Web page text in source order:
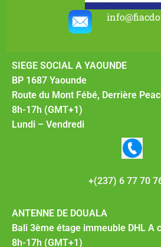
SIEGE SOCIAL A YAOUNDE
BP 1687 Yaounde
Route du Mont Fébé, Derrière
8h-17h (GMT+1)
Lundi – Vendredi
+(237) 6 77 70
ANTENNE DE DOUALA
Bali 3ème étage immeuble DHL A
8h-17h (GMT+1)